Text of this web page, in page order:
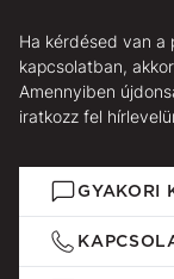
Ha kérdésed van a
kapcsolatban,
Amennyiben
iratkozz fel
GYAKORI